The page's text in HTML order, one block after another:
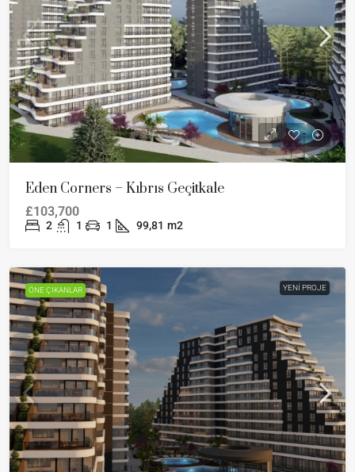
Eden Corners – Kıbrıs Geçitkale
£103,700
2 1 1 99,81 m2
ÖNE ÇIKANLAR YENI PROJE